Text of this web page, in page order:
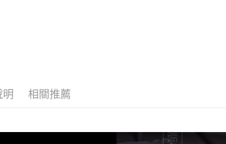
明 相關推薦